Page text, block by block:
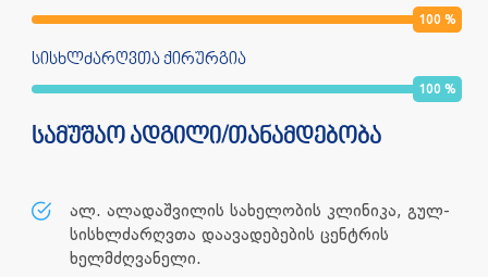
100 %
სისხლძარღვთა ქირურგია
100 %
სამუშაო ადგილი/თანამდებობა
ალ. ალადაშვილის სახელობის კლინიკა, გულ-
სისხლძარღვთა დაავადებების ცენტრის
ხელმძღვანელი.